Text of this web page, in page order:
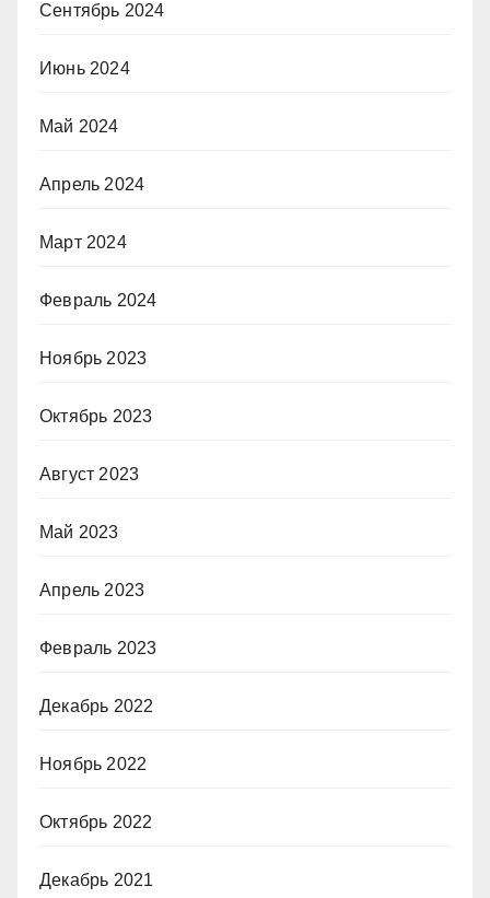
Сентябрь 2024
Июнь 2024
Май 2024
Апрель 2024
Март 2024
Февраль 2024
Ноябрь 2023
Октябрь 2023
Август 2023
Май 2023
Апрель 2023
Февраль 2023
Декабрь 2022
Ноябрь 2022
Октябрь 2022
Декабрь 2021